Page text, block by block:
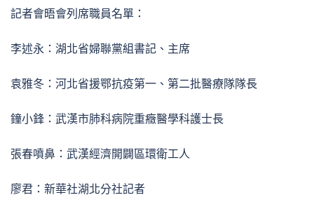
記者會晤會列席職員名單：
李述永：湖北省婦聯黨組書記、主席
袁雅冬：河北省援鄂抗疫第一、第二批醫療隊隊長
鐘小鋒：武漢市肺科病院重癥醫學科護士長
張春噴鼻：武漢經濟開闢區環衛工人
廖君：新華社湖北分社記者